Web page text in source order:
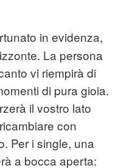
in evidenza,
La persona
vi riempirà di
di pura gioia.
il vostro lato
con
Per i single, una
a bocca aperta: